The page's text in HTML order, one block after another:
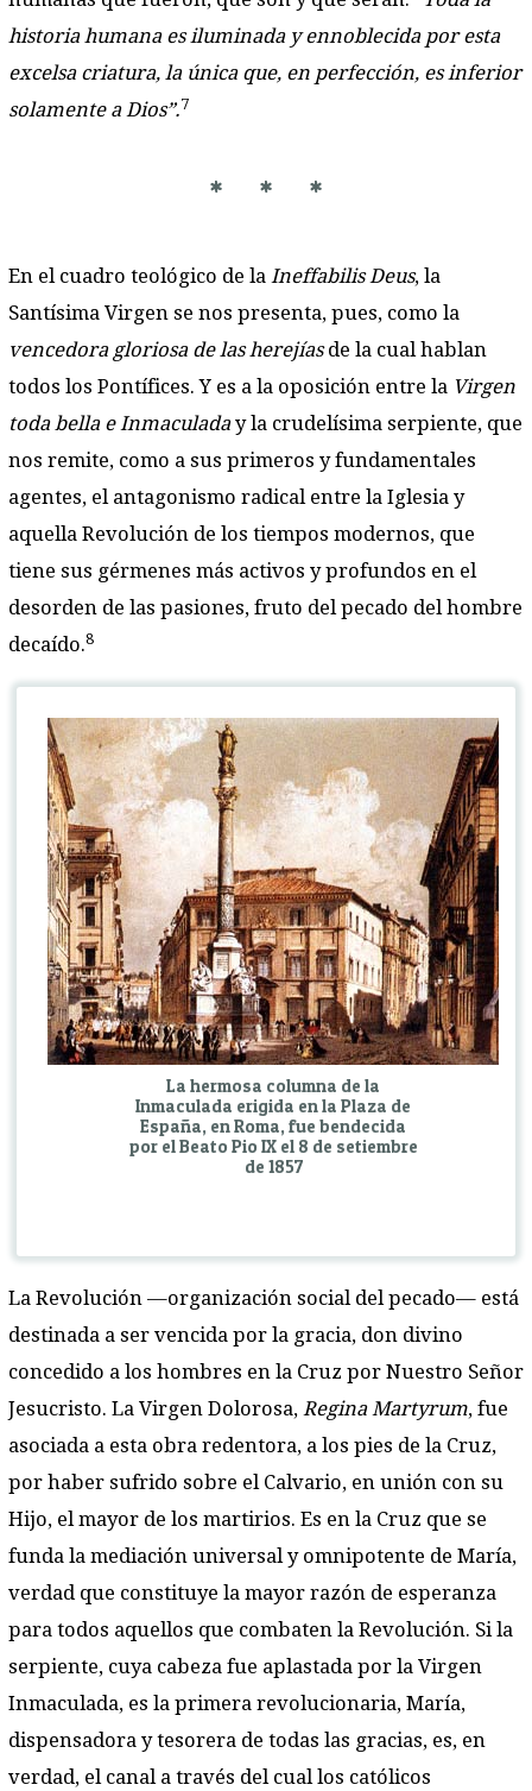
historia humana es iluminada y ennoblecida por esta
excelsa criatura, la única que, en perfección, es inferior
solamente a Dios”.7
* * *
En el cuadro teológico de la Ineffabilis Deus, la
Santísima Virgen se nos presenta, pues, como la
vencedora gloriosa de las herejíasde la cual hablan
todos los Pontífices. Y es a la oposición entre la Virgen
toda bella e Inmaculaday la crudelísima serpiente, que
nos remite, como a sus primeros y fundamentales
agentes, el antagonismo radical entre la Iglesia y
aquella Revolución de los tiempos modernos, que
tiene sus gérmenes más activos y profundos en el
desorden de las pasiones, fruto del pecado del hombre
decaído.8
La hermosa columna de la
Inmaculada erigida en la Plaza de
España, en Roma, fue bendecida
por el Beato Pio IX el 8 de setiembre
de 1857
La Revolución —organización social del pecado— está
destinada a ser vencida por la gracia, don divino
concedido a los hombres en la Cruz por Nuestro Señor
Jesucristo. La Virgen Dolorosa, Regina Martyrum, fue
asociada a esta obra redentora, a los pies de la Cruz,
por haber sufrido sobre el Calvario, en unión con su
Hijo, el mayor de los martirios. Es en la Cruz que se
funda la mediación universal y omnipotente de María,
verdad que constituye la mayor razón de esperanza
para todos aquellos que combaten la Revolución. Si la
serpiente, cuya cabeza fue aplastada por la Virgen
Inmaculada, es la primera revolucionaria, María,
dispensadora y tesorera de todas las gracias, es, en
verdad, el canal a través del cual los católicos